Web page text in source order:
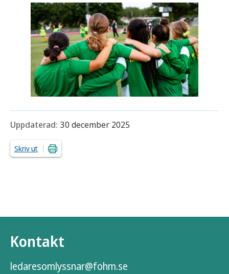
Uppdaterad: 30 december 2025
Skriv ut
Kontakt
ledaresomlyssnar@fohm.se